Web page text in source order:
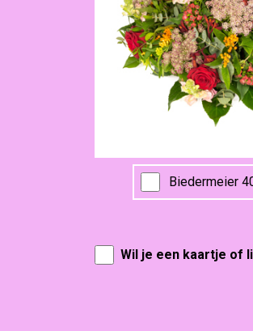
Biedermeier
Wil je een kaartje of